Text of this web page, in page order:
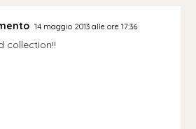
14 maggio 2013 alle ore 17:36
collection!!